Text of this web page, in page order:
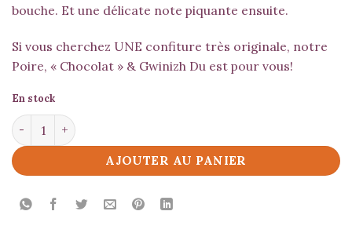
bouche. Et une délicate note piquante ensuite.
Si vous cherchez UNE confiture très originale, notre
Poire, « Chocolat » & Gwinizh Du est pour vous!
En stock
quantité de Poires, "Chocolat" & Gwinizh Du*
AJOUTER AU PANIER